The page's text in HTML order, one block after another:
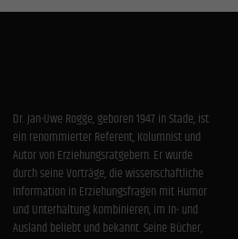
Dr. Jan-Uwe Rogge, geboren 1947 in Stade, ist
ein renommierter Referent, Kolumnist und
Autor von Erziehungsratgebern. Er wurde
durch seine Vorträge, die wissenschaftliche
Information in Erziehungsfragen mit Humor
und Unterhaltung kombinieren, im In- und
Ausland beliebt und bekannt. Seine Bücher,